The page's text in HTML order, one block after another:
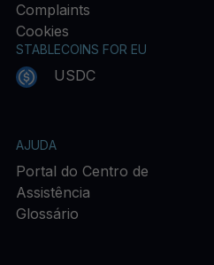
Complaints
Cookies
STABLECOINS FOR EU
USDC
AJUDA
Portal do Centro de
Assistência
Glossário